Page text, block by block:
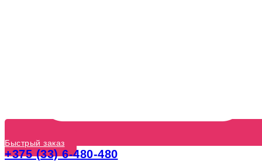
Быстрый заказ
+375 (33) 6-480-480